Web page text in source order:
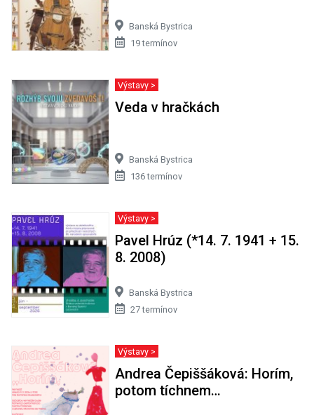
Banská Bystrica
19 termínov
Výstavy >
Veda v hračkách
Banská Bystrica
136 termínov
Výstavy >
Pavel Hrúz (*14. 7. 1941 + 15.
8. 2008)
Banská Bystrica
27 termínov
Výstavy >
Andrea Čepiššáková: Horím,
potom tíchnem…